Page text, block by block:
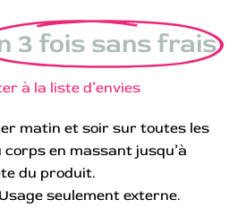
3 fois sans frais
à la liste d’envies
matin et soir sur toutes les
en massant jusqu’à
du produit.
Usage seulement externe.